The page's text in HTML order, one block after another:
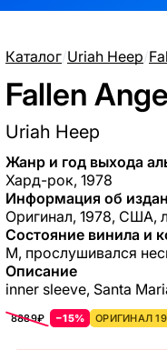
Каталог/Uriah Heep/
Fallen
Uriah Heep
Жанр и год выхода
Хард-рок, 1978
Информация об
Оригинал, 1978, США,
Состояние винила и
M, прослушивался
Описание
inner sleeve, Santa
8889₽ −15% ОРИГИНАЛ